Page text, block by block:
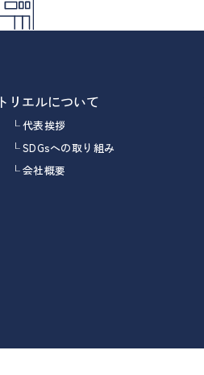
トリエルについて
代表挨拶
SDGsへの取り組み
会社概要